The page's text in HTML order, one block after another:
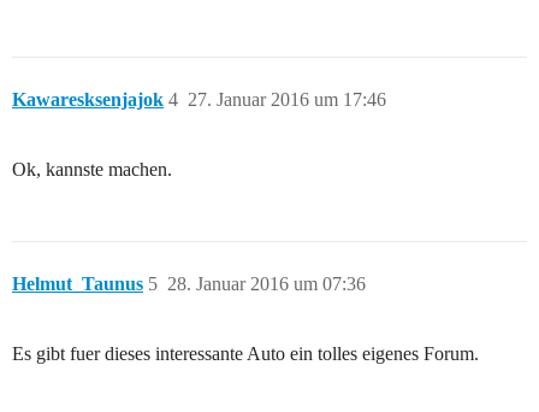
Kawaresksenjajok 27. Januar 2016 um 17:46
4
Ok, kannste machen.
Helmut_Taunus 28. Januar 2016 um 07:36
5
Es gibt fuer dieses interessante Auto ein tolles eigenes Forum.